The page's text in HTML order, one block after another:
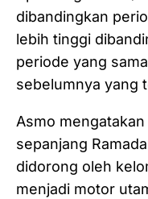
dibandingkan
lebih tinggi
periode yang
sebelumnya yang
Asmo
sepanjang
didorong oleh
menjadi motor